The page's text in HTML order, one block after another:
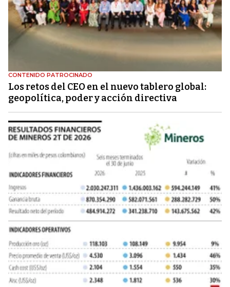
CONTENIDO PATROCINADO
Los retos del CEO en el nuevo tablero global:
geopolítica, poder y acción directiva